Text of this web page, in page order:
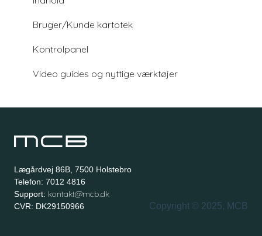
Bruger/Kunde kartotek
Kontrolpanel
Video guides og nyttige værktøjer
Lægårdvej 86B, 7500 Holstebro
Telefon: 7012 4816
Support: kontakt@mcb.dk
CVR: DK29150966 Copyright © 2025, MCB